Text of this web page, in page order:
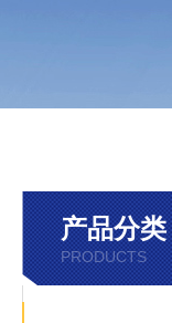
产品分类
PRODUCTS